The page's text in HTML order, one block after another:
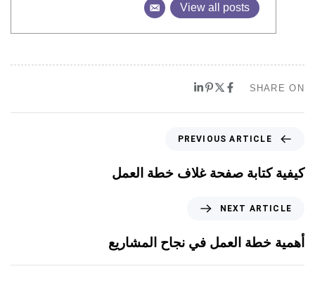
View all posts
SHARE ON
PREVIOUS ARTICLE
كيفية كتابة صفحة غلاف خطة العمل
NEXT ARTICLE
أهمية خطة العمل في نجاح المشاريع